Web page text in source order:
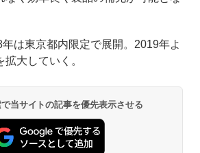
は東京都内限定で展開。2019年よ
大していく。
当サイトの記事を優先表示させる